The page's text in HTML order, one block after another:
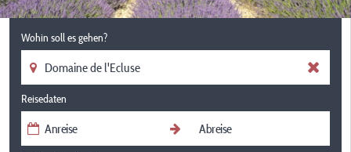
Wohin soll es gehen?
Reisedaten